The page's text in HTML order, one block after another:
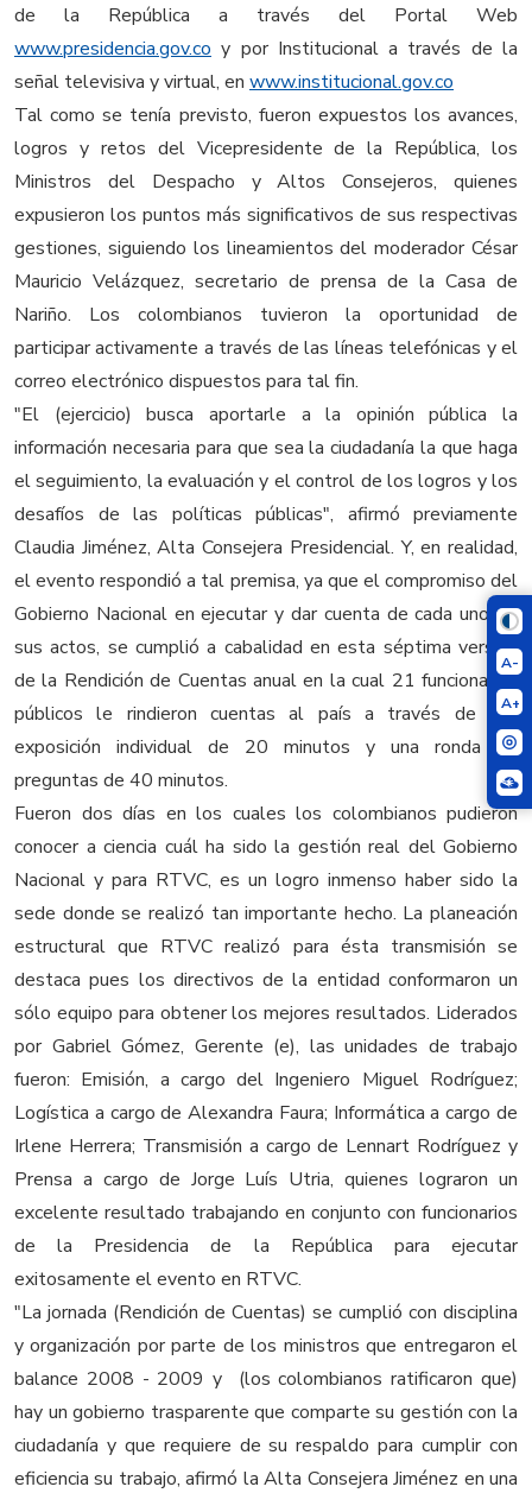
A-
A+
de la República a través del Portal Web
www.presidencia.gov.co y por Institucional a través de la
señal televisiva y virtual, en www.institucional.gov.co
Tal como se tenía previsto, fueron expuestos los avances,
logros y retos del Vicepresidente de la República, los
Ministros del Despacho y Altos Consejeros, quienes
expusieron los puntos más significativos de sus respectivas
gestiones, siguiendo los lineamientos del moderador César
Mauricio Velázquez, secretario de prensa de la Casa de
Nariño. Los colombianos tuvieron la oportunidad de
participar activamente a través de las líneas telefónicas y el
correo electrónico dispuestos para tal fin.
"El (ejercicio) busca aportarle a la opinión pública la
información necesaria para que sea la ciudadanía la que haga
el seguimiento, la evaluación y el control de los logros y los
desafíos de las políticas públicas", afirmó previamente
Claudia Jiménez, Alta Consejera Presidencial. Y, en realidad,
el evento respondió a tal premisa, ya que el compromiso del
Gobierno Nacional en ejecutar y dar cuenta de cada uno de
sus actos, se cumplió a cabalidad en esta séptima versión
de la Rendición de Cuentas anual en la cual 21 funcionarios
públicos le rindieron cuentas al país a través de una
exposición individual de 20 minutos y una ronda de
preguntas de 40 minutos.
Fueron dos días en los cuales los colombianos pudieron
conocer a ciencia cuál ha sido la gestión real del Gobierno
Nacional y para RTVC, es un logro inmenso haber sido la
sede donde se realizó tan importante hecho. La planeación
estructural que RTVC realizó para ésta transmisión se
destaca pues los directivos de la entidad conformaron un
sólo equipo para obtener los mejores resultados. Liderados
por Gabriel Gómez, Gerente (e), las unidades de trabajo
fueron: Emisión, a cargo del Ingeniero Miguel Rodríguez;
Logística a cargo de Alexandra Faura; Informática a cargo de
Irlene Herrera; Transmisión a cargo de Lennart Rodríguez y
Prensa a cargo de Jorge Luís Utria, quienes lograron un
excelente resultado trabajando en conjunto con funcionarios
de la Presidencia de la República para ejecutar
exitosamente el evento en RTVC.
"La jornada (Rendición de Cuentas) se cumplió con disciplina
y organización por parte de los ministros que entregaron el
balance 2008 - 2009 y (los colombianos ratificaron que)
hay un gobierno trasparente que comparte su gestión con la
ciudadanía y que requiere de su respaldo para cumplir con
eficiencia su trabajo, afirmó la Alta Consejera Jiménez en una